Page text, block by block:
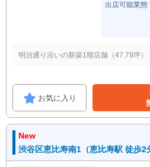
出店可能業態
明治通り沿いの新築1階店舗（47.79坪）
お気に入り
New
渋谷区恵比寿南1（恵比寿駅 徒歩2